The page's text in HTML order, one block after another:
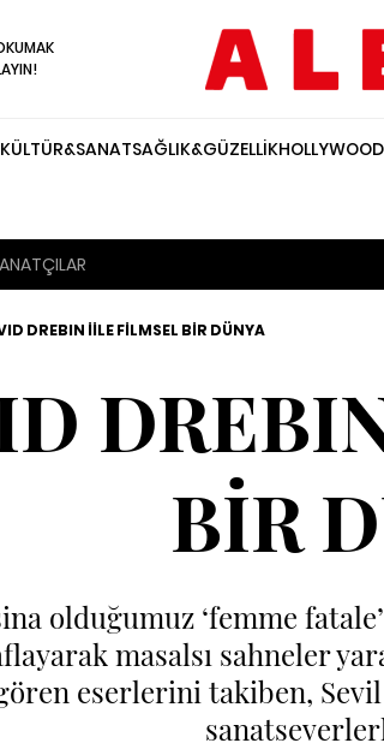
KÜLTÜR&SANATSAĞLIK&GÜZELLİK
DREBIN İİLE FİLMSEL BİR DÜNYA
BİR
olduğumuz ‘femme
masalsı sahneler
eserlerini takiben,